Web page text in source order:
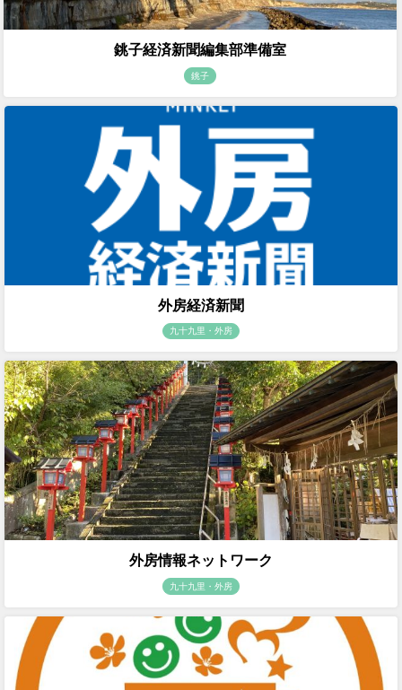
銚子経済新聞編集部準備室
銚子
外房経済新聞
九十九里・外房
外房情報ネットワーク
九十九里・外房